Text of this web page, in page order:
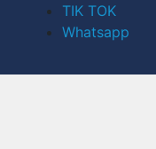
TIK TOK
Whatsapp